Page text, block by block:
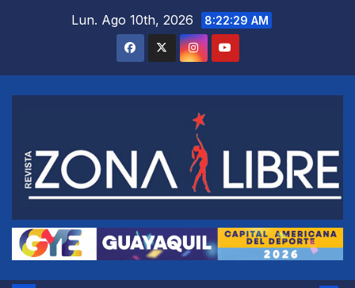
Lun. Ago 10th, 2026 8:22:30 AM